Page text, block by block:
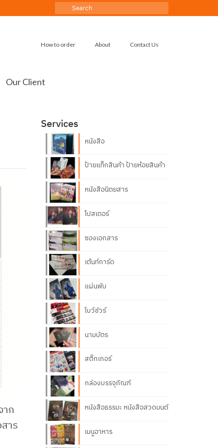
Search
How to order About Contact Us
Our Client
าก
าร
Services
หนังสือ
ป้ายแท็กสินค้า ป้ายห้อยสินค้า
หนังสือนิตยสาร
โปสเตอร์
ซองเอกสาร
เต้นท์การ์ด
แผ่นพับ
โบว์ชัวร์
นามบัตร
สติ๊กเกอร์
กล่องบรรจุภัณฑ์
หนังสือธรรมะ หนังสือสวดมนต์
เมนูอาหาร